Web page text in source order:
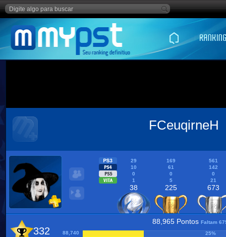
FCeuqirneH
29 169
561
10
61
142
0
0
0
1
5 21
38 225 673
332
88,965 Pontos Faltam
88,740
25%